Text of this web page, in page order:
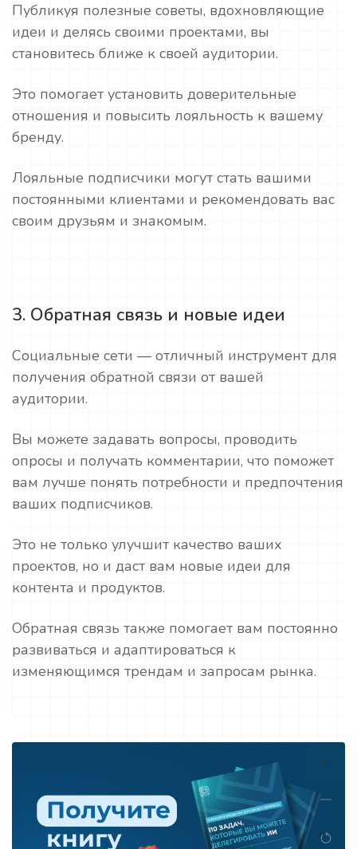
Публикуя полезные советы, вдохновляющие
идеи и делясь своими проектами, вы
становитесь ближе к своей аудитории.
Это помогает установить доверительные
отношения и повысить лояльность к вашему
бренду.
Лояльные подписчики могут стать вашими
постоянными клиентами и рекомендовать вас
своим друзьям и знакомым.
3. Обратная связь и новые идеи
Социальные сети — отличный инструмент для
получения обратной связи от вашей
аудитории.
Вы можете задавать вопросы, проводить
опросы и получать комментарии, что поможет
вам лучше понять потребности и предпочтения
ваших подписчиков.
Это не только улучшит качество ваших
проектов, но и даст вам новые идеи для
контента и продуктов.
Обратная связь также помогает вам постоянно
развиваться и адаптироваться к
изменяющимся трендам и запросам рынка.